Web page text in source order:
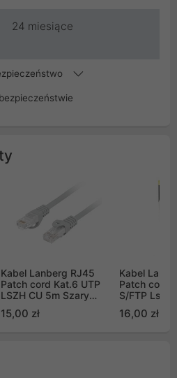
24 miesiące
Kabel Lanberg RJ45
Patch cord Kat.6 UTP
LSZH CU 5m Szary
10CU-0500-S)
15,00 zł
Kabel
Patch cord
S/FTP Lszh
16,00 zł